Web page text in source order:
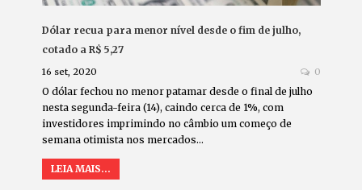
Dólar recua para menor nível desde o fim de julho,
cotado a R$ 5,27
16 set, 2020 0
O dólar fechou no menor patamar desde o final de julho
nesta segunda-feira (14), caindo cerca de 1%, com
investidores imprimindo no câmbio um começo de
semana otimista nos mercados…
LEIA MAIS...